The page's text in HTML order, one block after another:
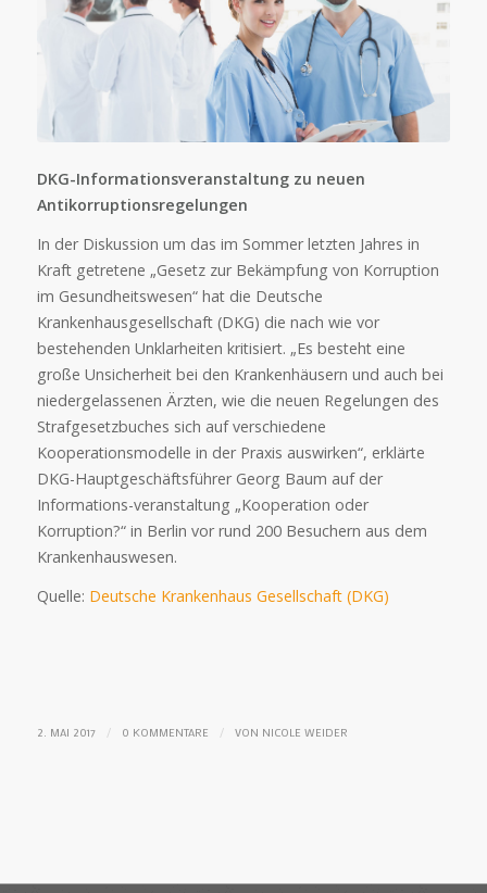
DKG-Informationsveranstaltung zu neuen
Antikorruptionsregelungen
In der Diskussion um das im Sommer letzten Jahres in
Kraft getretene „Gesetz zur Bekämpfung von Korruption
im Gesundheitswesen“ hat die Deutsche
Krankenhausgesellschaft (DKG) die nach wie vor
bestehenden Unklarheiten kritisiert. „Es besteht eine
große Unsicherheit bei den Krankenhäusern und auch bei
niedergelassenen Ärzten, wie die neuen Regelungen des
Strafgesetzbuches sich auf verschiedene
Kooperationsmodelle in der Praxis auswirken“, erklärte
DKG-Hauptgeschäftsführer Georg Baum auf der
Informations-veranstaltung „Kooperation oder
Korruption?“ in Berlin vor rund 200 Besuchern aus dem
Krankenhauswesen.
Quelle: Deutsche Krankenhaus Gesellschaft (DKG)
2. MAI 2017 / 0 KOMMENTARE / VON NICOLE WEIDER